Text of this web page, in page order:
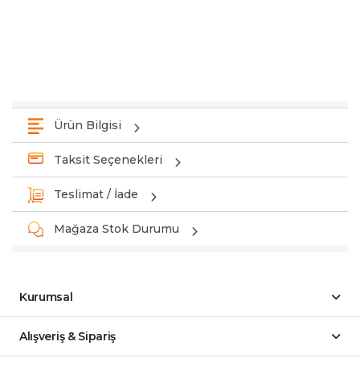
Ürün Bilgisi
Taksit Seçenekleri
Teslimat / İade
Mağaza Stok Durumu
Kurumsal
Alışveriş & Sipariş